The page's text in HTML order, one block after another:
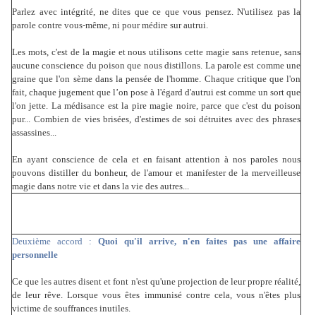
Parlez avec intégrité, ne dites que ce que vous pensez. N'utilisez pas la
parole contre vous-même, ni pour médire sur autrui.
Les mots, c'est de la magie et nous utilisons cette magie sans retenue, sans
aucune conscience du poison que nous distillons. La parole est comme une
graine que l'on sème dans la pensée de l'homme. Chaque critique que l'on
fait, chaque jugement que l’on pose à l'égard d'autrui est comme un sort que
l'on jette. La médisance est la pire magie noire, parce que c'est du poison
pur... Combien de vies brisées, d'estimes de soi détruites avec des phrases
assassines...
En ayant conscience de cela et en faisant attention à nos paroles nous
pouvons distiller du bonheur, de l'amour et manifester de la merveilleuse
magie dans notre vie et dans la vie des autres...
Deuxième accord : Quoi qu'il arrive, n'en faites pas une affaire
personnelle
Ce que les autres disent et font n'est qu'une projection de leur propre réalité,
de leur rêve. Lorsque vous êtes immunisé contre cela, vous n'êtes plus
victime de souffrances inutiles.